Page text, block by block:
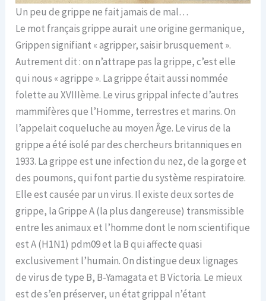
Un peu de grippe ne fait jamais de mal…
Le mot français grippe aurait une origine germanique,
Grippen signifiant « agripper, saisir brusquement ».
Autrement dit : on n’attrape pas la grippe, c’est elle
qui nous « agrippe ». La grippe était aussi nommée
folette au XVIIIème. Le virus grippal infecte d’autres
mammifères que l’Homme, terrestres et marins. On
l’appelait coqueluche au moyen Âge. Le virus de la
grippe a été isolé par des chercheurs britanniques en
1933. La grippe est une infection du nez, de la gorge et
des poumons, qui font partie du système respiratoire.
Elle est causée par un virus. Il existe deux sortes de
grippe, la Grippe A (la plus dangereuse) transmissible
entre les animaux et l’homme dont le nom scientifique
est A (H1N1) pdm09 et la B qui affecte quasi
exclusivement l’humain. On distingue deux lignages
de virus de type B, B-Yamagata et B Victoria. Le mieux
est de s’en préserver, un état grippal n’étant